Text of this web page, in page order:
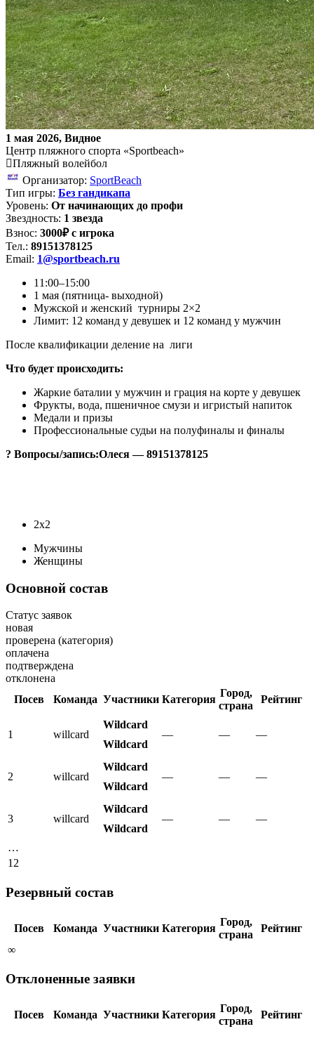
1 мая 2026, Видное
Центр пляжного спорта «Sportbeach»
Пляжный волейбол
Организатор: SportBeach
Тип игры: Без гандикапа
Уровень: От начинающих до профи
Звездность: 1 звезда
Взнос: 3000₽ с игрока
Тел.: 89151378125
Email: 1@sportbeach.ru
11:00–15:00
1 мая (пятница- выходной)
Мужской и женский турниры 2×2
Лимит: 12 команд у девушек и 12 команд у мужчин
После квалификации деление на лиги
Что будет происходить:
Жаркие баталии у мужчин и грация на корте у девушек
Фрукты, вода, пшеничное смузи и игристый напиток
Медали и призы
Профессиональные судьи на полуфиналы и финалы
? Вопросы/запись:Олеся — 89151378125
2х2
Мужчины
Женщины
Основной состав
Статус заявок
новая
проверена (категория)
оплачена
подтверждена
отклонена
Посев
Команда Участники Категория
Город,
страна
Рейтинг
1 willcard
Wildcard
Wildcard
— — —
2 willcard
Wildcard
Wildcard
— — —
3 willcard
Wildcard
Wildcard
— — —
…
12
Резервный состав
Посев Команда Участники Категория
Город,
страна
Рейтинг
∞
Отклоненные заявки
Посев Команда Участники Категория
Город,
страна
Рейтинг